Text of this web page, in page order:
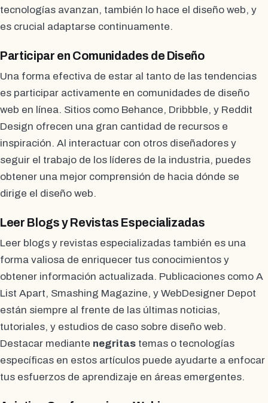
tecnologías avanzan, también lo hace el diseño web, y
es crucial adaptarse continuamente.
Participar en Comunidades de Diseño
Una forma efectiva de estar al tanto de las tendencias
es participar activamente en comunidades de diseño
web en línea. Sitios como Behance, Dribbble, y Reddit
Design ofrecen una gran cantidad de recursos e
inspiración. Al interactuar con otros diseñadores y
seguir el trabajo de los líderes de la industria, puedes
obtener una mejor comprensión de hacia dónde se
dirige el diseño web.
Leer Blogs y Revistas Especializadas
Leer blogs y revistas especializadas también es una
forma valiosa de enriquecer tus conocimientos y
obtener información actualizada. Publicaciones como A
List Apart, Smashing Magazine, y WebDesigner Depot
están siempre al frente de las últimas noticias,
tutoriales, y estudios de caso sobre diseño web.
Destacar mediante negritas temas o tecnologías
específicas en estos artículos puede ayudarte a enfocar
tus esfuerzos de aprendizaje en áreas emergentes.